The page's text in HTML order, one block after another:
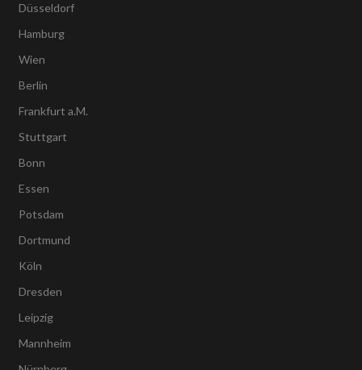
Düsseldorf
Hamburg
Wien
Berlin
Frankfurt a.M.
Stuttgart
Bonn
Essen
Potsdam
Dortmund
Köln
Dresden
Leipzig
Mannheim